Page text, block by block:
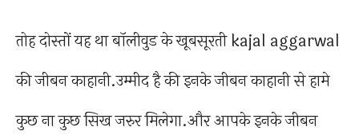
तोह दोस्तों यह था बॉलीवुड के खूबसूरती kajal aggarwal
की जीबन काहानी.उम्मीद है की इनके जीबन काहानी से हामे
कुछ ना कुछ सिख जरुर मिलेगा.और आपके इनके जीबन